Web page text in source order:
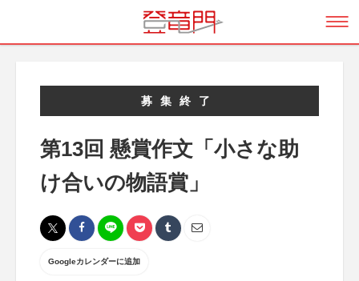
募集終了
第13回 懸賞作文「小さな助
け合いの物語賞」
Googleカレンダーに追加